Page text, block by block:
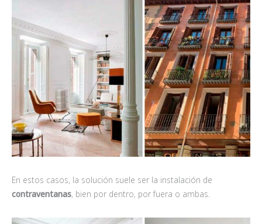
En estos casos, la solución suele ser la instalación de
contraventanas, bien por dentro, por fuera o ambas.